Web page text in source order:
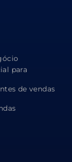
para
de vendas